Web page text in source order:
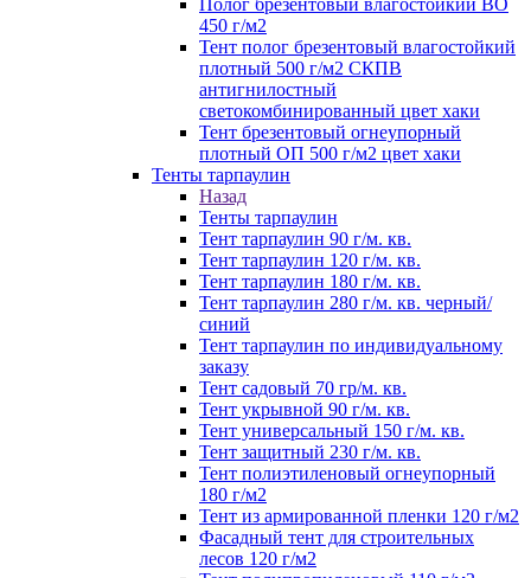
Полог брезентовый влагостойкий ВО
450 г/м2
Тент полог брезентовый влагостойкий
плотный 500 г/м2 СКПВ
антигнилостный
светокомбинированный цвет хаки
Тент брезентовый огнеупорный
плотный ОП 500 г/м2 цвет хаки
Тенты тарпаулин
Назад
Тенты тарпаулин
Тент тарпаулин 90 г/м. кв.
Тент тарпаулин 120 г/м. кв.
Тент тарпаулин 180 г/м. кв.
Тент тарпаулин 280 г/м. кв. черный/
синий
Тент тарпаулин по индивидуальному
заказу
Тент садовый 70 гр/м. кв.
Тент укрывной 90 г/м. кв.
Тент универсальный 150 г/м. кв.
Тент защитный 230 г/м. кв.
Тент полиэтиленовый огнеупорный
180 г/м2
Тент из армированной пленки 120 г/м2
Фасадный тент для строительных
лесов 120 г/м2